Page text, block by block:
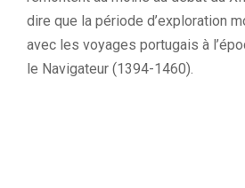
dire que la période d’exploration
avec les voyages portugais à
le Navigateur (1394-1460).